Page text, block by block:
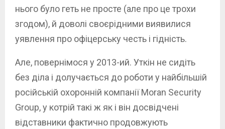
нього було геть не просте (але про це трохи
згодом), й доволі своєрідними виявилися
уявлення про офіцерську честь і гідність.
Але, повернімося у 2013-ий. Уткін не сидіть
без діла і долучається до роботи у найбільшій
російській охоронній компанії Moran Security
Group, у котрій такі ж як і він досвідчені
відставники фактично продовжують